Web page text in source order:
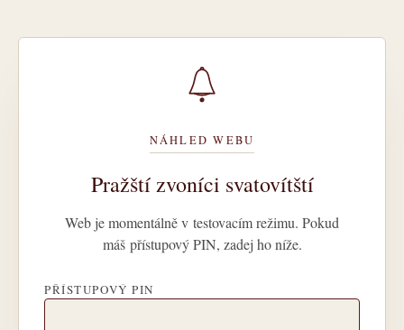
NÁHLED WEBU
Pražští zvoníci svatovítští
Web je momentálně v testovacím režimu. Pokud
máš přístupový PIN, zadej ho níže.
PŘÍSTUPOVÝ PIN